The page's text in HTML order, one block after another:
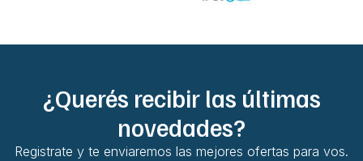
¿Querés recibir las últimas
novedades?
Registrate y te enviaremos las mejores ofertas para vos.